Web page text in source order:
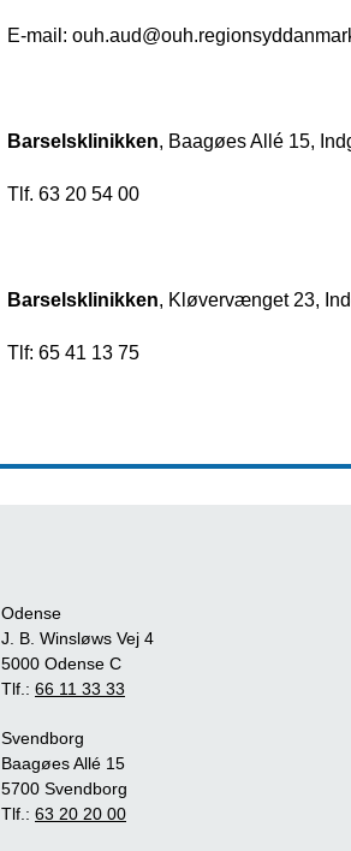
E-mail:
Barselsklinikken, Baagøes Allé 15,
Tlf. 63 20 54 00
Barselsklinikken, Kløvervænget 23,
Tlf: 65 41 13 75
Odense
J. B. Winsløws Vej 4
5000 Odense C
Tlf.: 66 11 33 33
Svendborg
Baagøes Allé 15
5700 Svendborg
Tlf.: 63 20 20 00